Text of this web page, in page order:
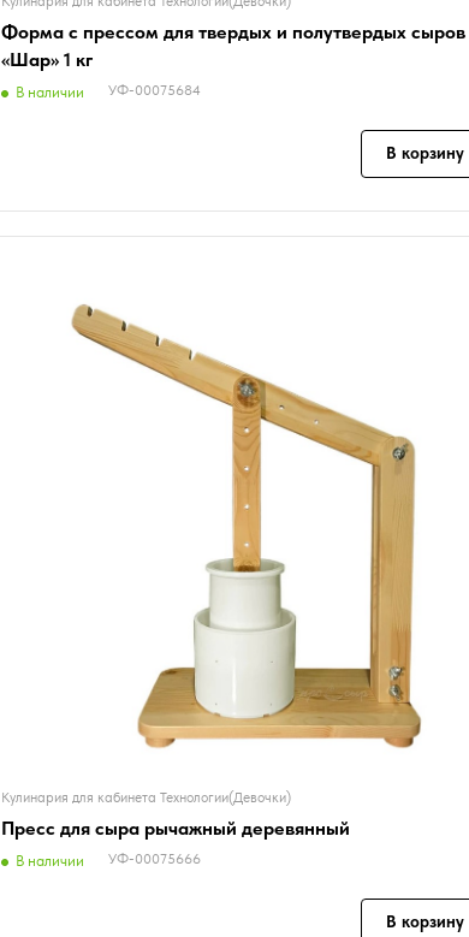
Форма с прессом для твердых и полутвердых сыров
«Шар» 1 кг
В наличии УФ-00075684
В корзину
Кулинария для кабинета Технологии(Девочки)
Пресс для сыра рычажный деревянный
В наличии УФ-00075666
В корзину